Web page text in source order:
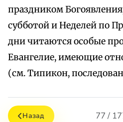
праздником
субботой и Неделей по
дни читаются особые
Евангелие, имеющие
(см. Типикон,
Назад 77 /